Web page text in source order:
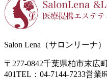
Salon Lena（サロンリーナ）
〒277-0842千葉県柏市末広
401TEL：04-7144-7233営業